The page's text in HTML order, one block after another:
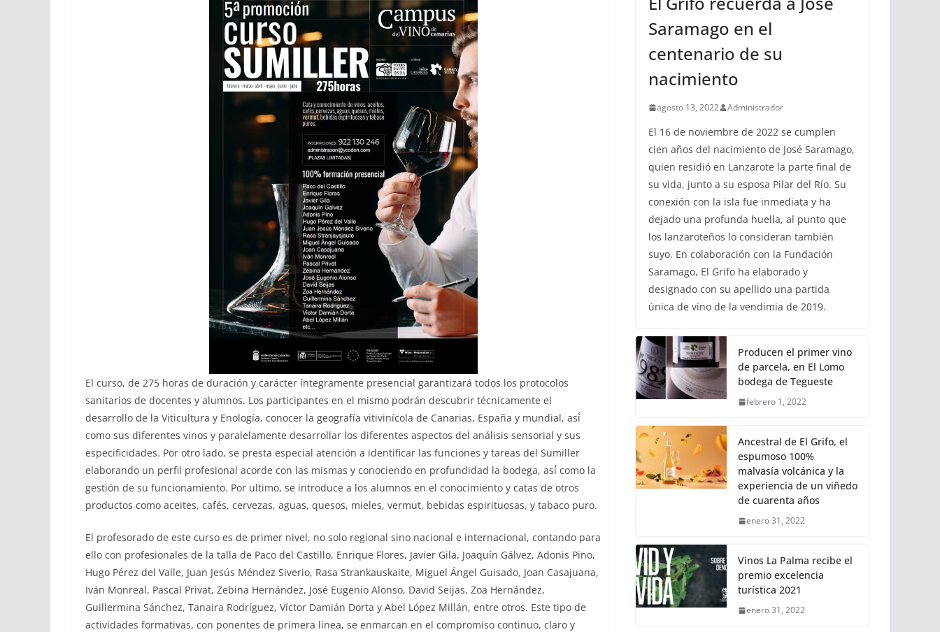
El curso, de 275 horas de duración y carácter íntegramente presencial garantizará todos los protocolos
sanitarios de docentes y alumnos. Los participantes en el mismo podrán descubrir técnicamente el
desarrollo de la Viticultura y Enología, conocer la geografía vitivinícola de Canarias, España y mundial, así́
como sus diferentes vinos y paralelamente desarrollar los diferentes aspectos del análisis sensorial y sus
especificidades. Por otro lado, se presta especial atención a identificar las funciones y tareas del Sumiller
elaborando un perfil profesional acorde con las mismas y conociendo en profundidad la bodega, así́ como la
gestión de su funcionamiento. Por ultimo, se introduce a los alumnos en el conocimiento y catas de otros
productos como aceites, cafés, cervezas, aguas, quesos, mieles, vermut, bebidas espirituosas, y tabaco puro.
El profesorado de este curso es de primer nivel, no solo regional sino nacional e internacional, contando para
ello con profesionales de la talla de Paco del Castillo, Enrique Flores, Javier Gila, Joaquín Gálvez, Adonis Pino,
Hugo Pérez del Valle, Juan Jesús Méndez Siverio, Rasa Strankauskaite, Miguel Ángel Guisado, Joan Casajuana,
Iván Monreal, Pascal Privat, Zebina Hernández, José Eugenio Alonso, David Seijas, Zoa Hernández,
Guillermina Sánchez, Tanaira Rodríguez, Víctor Damián Dorta y Abel López Millán, entre otros. Este tipo de
actividades formativas, con ponentes de primera línea, se enmarcan en el compromiso continuo, claro y
Saramago en el
centenario de su
nacimiento
agosto 13, 2022 Administrador
El 16 de noviembre de 2022 se cumplen
cien años del nacimiento de José Saramago,
quien residió en Lanzarote la parte final de
su vida, junto a su esposa Pilar del Río. Su
conexión con la isla fue inmediata y ha
dejado una profunda huella, al punto que
los lanzaroteños lo consideran también
suyo. En colaboración con la Fundación
Saramago, El Grifo ha elaborado y
designado con su apellido una partida
única de vino de la vendimia de 2019.
Producen el primer vino
de parcela, en El Lomo
bodega de Tegueste
febrero 1, 2022
Ancestral de El Grifo, el
espumoso 100%
malvasía volcánica y la
experiencia de un viñedo
de cuarenta años
enero 31, 2022
Vinos La Palma recibe el
premio excelencia
turística 2021
enero 31, 2022